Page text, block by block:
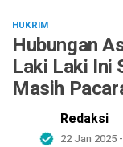
HUKRIM
Hubungan
Laki Laki Ini
Masih
Redaksi
22 Jan 2025